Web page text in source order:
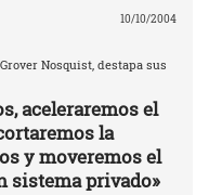
10/10/2004
Nosquist, destapa sus
aceleraremos el
la
y moveremos el
sistema privado»